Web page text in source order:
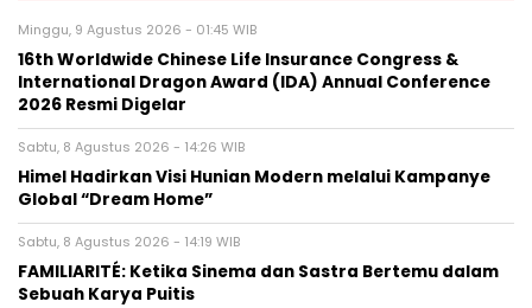
Minggu, 9 Agustus 2026 - 01:45 WIB
16th Worldwide Chinese Life Insurance Congress &
International Dragon Award (IDA) Annual Conference
2026 Resmi Digelar
Sabtu, 8 Agustus 2026 - 14:26 WIB
Himel Hadirkan Visi Hunian Modern melalui Kampanye
Global “Dream Home”
Sabtu, 8 Agustus 2026 - 14:19 WIB
FAMILIARITÉ: Ketika Sinema dan Sastra Bertemu dalam
Sebuah Karya Puitis